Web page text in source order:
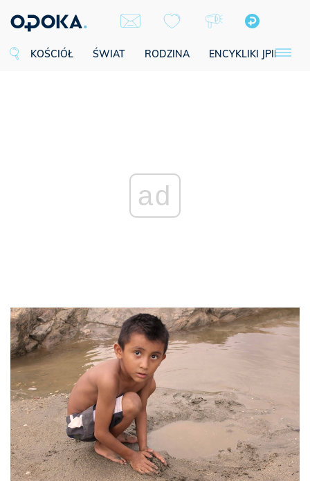
KOŚCIÓŁ ŚWIAT RODZINA ENCYKLIKI JPII
ad